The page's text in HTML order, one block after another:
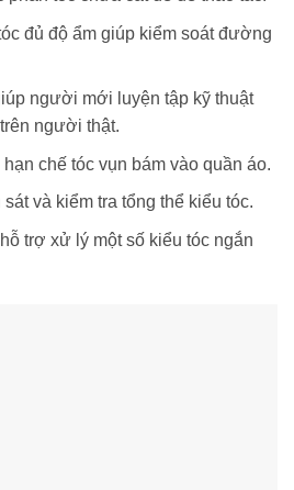
đủ độ ẩm giúp kiểm soát đường
người mới luyện tập kỹ thuật
người thật.
hạn chế tóc vụn bám vào quần áo.
và kiểm tra tổng thể kiểu tóc.
trợ xử lý một số kiểu tóc ngắn